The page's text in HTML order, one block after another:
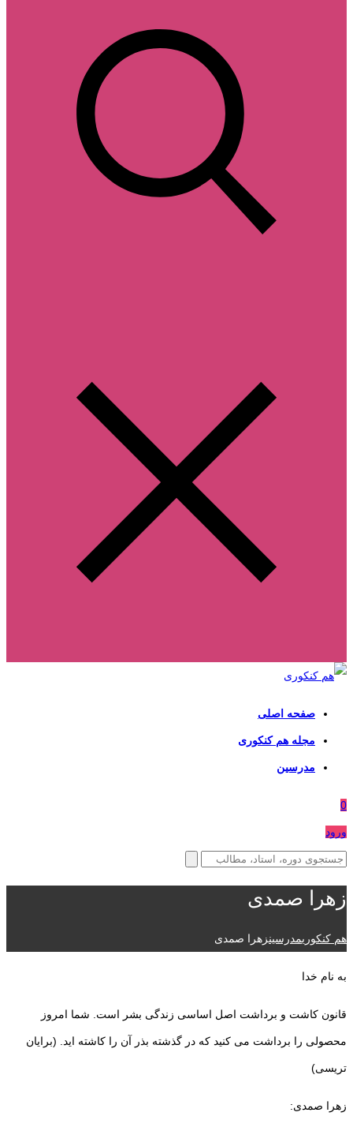
صفحه اصلی
مجله هم کنکوری
مدرسین
0
ورود
زهرا صمدی
هم کنکوریمدرسینزهرا صمدی
به نام خدا
قانون کاشت و برداشت اصل اساسی زندگی بشر است. شما امروز
محصولی را برداشت می کنید که در گذشته بذر آن را کاشته اید. (برایان
تریسی)
زهرا صمدی: